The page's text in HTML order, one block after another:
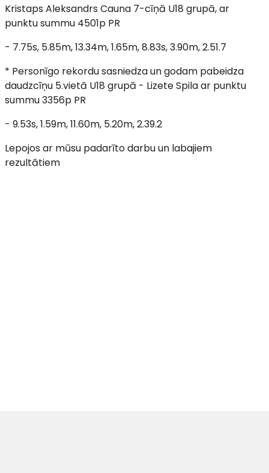
Kristaps Aleksandrs Cauna 7-cīņā U18 grupā, ar
punktu summu 4501p PR
- 7.75s, 5.85m, 13.34m, 1.65m, 8.83s, 3.90m, 2.51.7
* Personīgo rekordu sasniedza un godam pabeidza
daudzcīņu 5.vietā U18 grupā - Lizete Spila ar punktu
summu 3356p PR
- 9.53s, 1.59m, 11.60m, 5.20m, 2.39.2
Lepojos ar mūsu padarīto darbu un labajiem
rezultātiem